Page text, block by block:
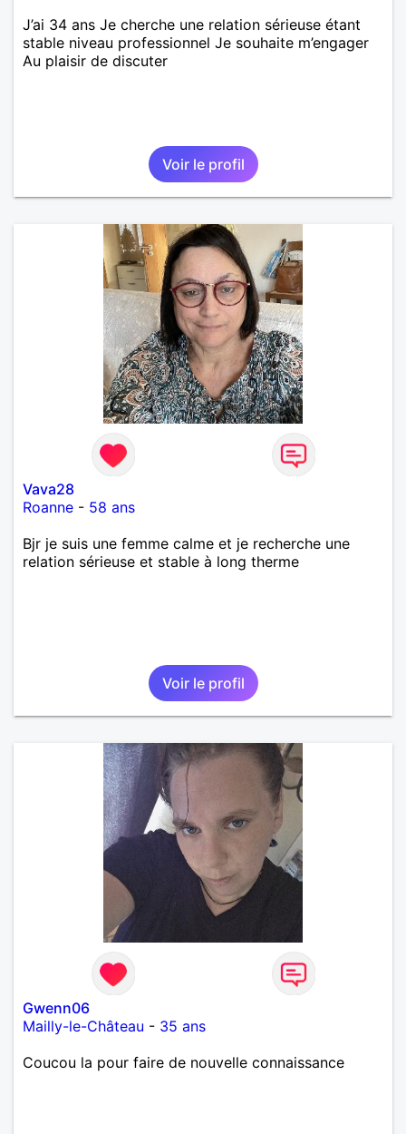
J’ai 34 ans Je cherche une relation sérieuse étant
stable niveau professionnel Je souhaite m’engager
Au plaisir de discuter
Voir le profil
Vava28
Roanne - 58 ans
Bjr je suis une femme calme et je recherche une
relation sérieuse et stable à long therme
Voir le profil
Gwenn06
Mailly-le-Château - 35 ans
Coucou la pour faire de nouvelle connaissance